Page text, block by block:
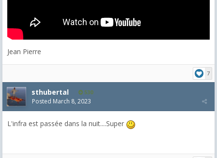
Jean Pierre
7
sthubertal 530
Posted March 8, 2023
L'infra est passée dans la nuit....Super